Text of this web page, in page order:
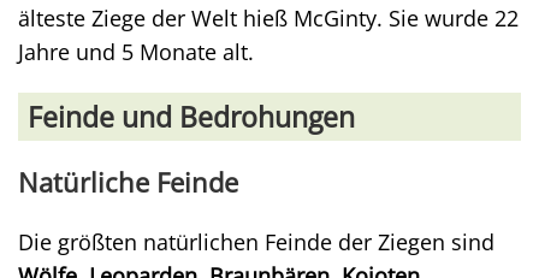
älteste Ziege der Welt hieß McGinty. Sie wurde 22
Jahre und 5 Monate alt.
Feinde und Bedrohungen
Natürliche Feinde
Die größten natürlichen Feinde der Ziegen sind